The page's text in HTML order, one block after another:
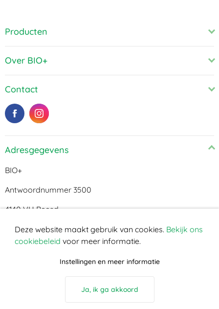
Cookie melding
Deze website maakt gebruik van cookies. Bekijk ons
cookiebeleid voor meer informatie.
Instellingen en meer informatie
Ja, ik ga akkoord
Producten
Over BIO+
Contact
Adresgegevens
BIO+
Antwoordnummer 3500
4140 VH Beesd
Privacy policy Disclaimer